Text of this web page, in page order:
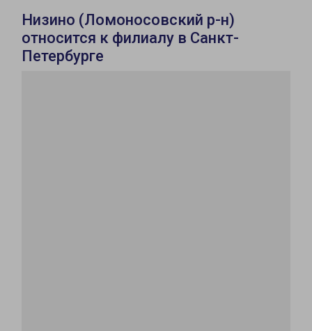
Низино (Ломоносовский р-н)
относится к филиалу в Санкт-
Петербурге